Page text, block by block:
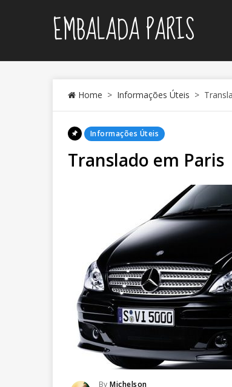
EMBALADA PARIS
Home > Informações Úteis >
Posted
Informações Úteis
Translado em Paris
Posted
By Michelson